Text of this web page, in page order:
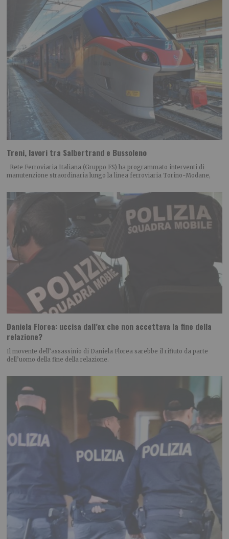
Treni, lavori tra Salbertrand e Bussoleno
Rete Ferroviaria Italiana (Gruppo FS) ha programmato interventi di
manutenzione straordinaria lungo la linea ferroviaria Torino-Modane,
Daniela Florea: uccisa dall’ex che non accettava la fine della
relazione?
Il movente dell’assassinio di Daniela Florea sarebbe il rifiuto da parte
dell’uomo della fine della relazione.